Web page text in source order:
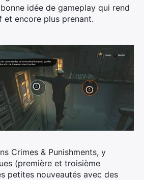
idée de gameplay qui rend
et encore plus prenant.
Crimes & Punishments, y
(première et troisième
petites nouveautés avec des